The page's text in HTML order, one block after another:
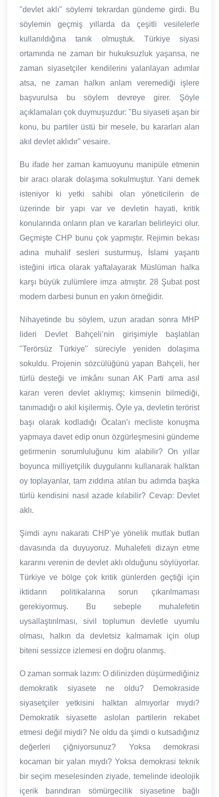
"devlet aklı" söylemi tekrardan gündeme girdi. Bu
söylemin geçmiş yıllarda da çeşitli vesilelerle
kullanıldığına tanık olmuştuk. Türkiye siyasi
ortamında ne zaman bir hukuksuzluk yaşansa, ne
zaman siyasetçiler kendilerini yalanlayan adımlar
atsa, ne zaman halkın anlam veremediği işlere
başvurulsa bu söylem devreye girer. Şöyle
açıklamaları çok duymuşuzdur: "Bu siyaseti aşan bir
konu, bu partiler üstü bir mesele, bu kararları alan
akıl devlet aklıdır" vesaire.
Bu ifade her zaman kamuoyunu manipüle etmenin
bir aracı olarak dolaşıma sokulmuştur. Yani demek
isteniyor ki yetki sahibi olan yöneticilerin de
üzerinde bir yapı var ve devletin hayati, kritik
konularında onların plan ve kararları belirleyici olur.
Geçmişte CHP bunu çok yapmıştır. Rejimin bekası
adına muhalif sesleri susturmuş, İslami yaşantı
isteğini irtica olarak yaftalayarak Müslüman halka
karşı büyük zulümlere imza atmıştır. 28 Şubat post
modern darbesi bunun en yakın örneğidir.
Nihayetinde bu söylem, uzun aradan sonra MHP
lideri Devlet Bahçeli’nin girişimiyle başlatılan
"Terörsüz Türkiye" süreciyle yeniden dolaşıma
sokuldu. Projenin sözcülüğünü yapan Bahçeli, her
türlü desteği ve imkânı sunan AK Parti ama asıl
kararı veren devlet aklıymış; kimsenin bilmediği,
tanımadığı o akil kişilermiş. Öyle ya, devletin terörist
başı olarak kodladığı Öcalan’ı mecliste konuşma
yapmaya davet edip onun özgürleşmesini gündeme
getirmenin sorumluluğunu kim alabilir? On yıllar
boyunca milliyetçilik duygularını kullanarak halktan
oy toplayanlar, tam zıddına atılan bu adımda başka
türlü kendisini nasıl azade kılabilir? Cevap: Devlet
aklı.
Şimdi aynı nakaratı CHP’ye yönelik mutlak butlan
davasında da duyuyoruz. Muhalefeti dizayn etme
kararını verenin de devlet aklı olduğunu söylüyorlar.
Türkiye ve bölge çok kritik günlerden geçtiği için
iktidarın politikalarına sorun çıkarılmaması
gerekiyormuş. Bu sebeple muhalefetin
uysallaştırılması, sivil toplumun devletle uyumlu
olması, halkın da devletsiz kalmamak için olup
biteni sessizce izlemesi en doğru olanmış.
O zaman sormak lazım: O dilinizden düşürmediğiniz
demokratik siyasete ne oldu? Demokraside
siyasetçiler yetkisini halktan almıyorlar mıydı?
Demokratik siyasette aslolan partilerin rekabet
etmesi değil miydi? Ne oldu da şimdi o kutsadığınız
değerleri çiğniyorsunuz? Yoksa demokrasi
kocaman bir yalan mıydı? Yoksa demokrasi teknik
bir seçim meselesinden ziyade, temelinde ideolojik
içerik barındıran sömürgecilik siyasetine bağlı